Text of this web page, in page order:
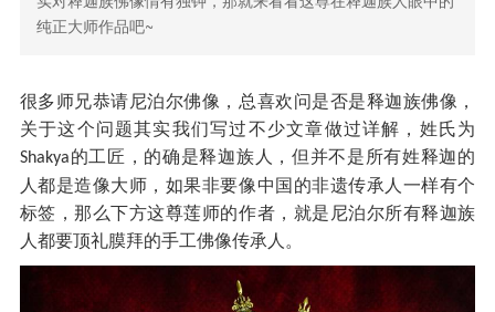
纯正大师作品吧~
很多师兄恭请尼泊尔佛像，总喜欢问是否是释迦族佛像，
关于这个问题其实我们写过不少文章做过详解，姓氏为
Shakya的工匠，的确是释迦族人，但并不是所有姓释迦的
人都是造像大师，如果非要像中国的非遗传承人一样有个
标签，那么下方这尊莲师的作者，就是尼泊尔所有释迦族
人都要顶礼膜拜的手工佛像传承人。